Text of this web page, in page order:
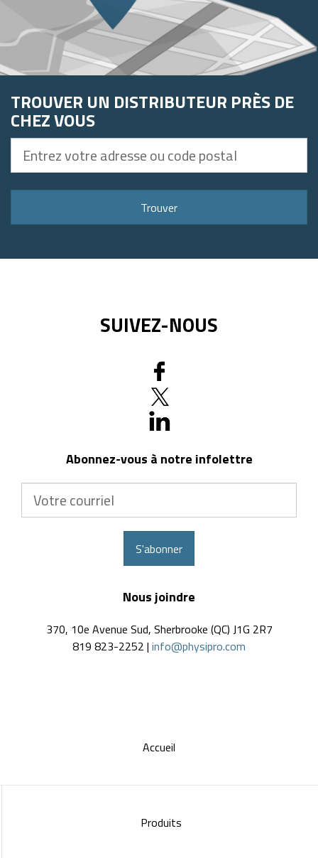
TROUVER UN DISTRIBUTEUR PRÈS DE
CHEZ VOUS
votre
Trouver
SUIVEZ-NOUS
Abonnez-vous à notre infolettre
S'abonner
Nous joindre
370, 10e Avenue Sud, Sherbrooke (QC) J1G 2R7
819 823-2252 | info@physipro.com
Accueil
Produits